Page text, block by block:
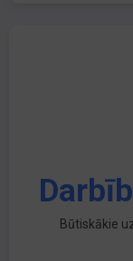
Būtiskākie